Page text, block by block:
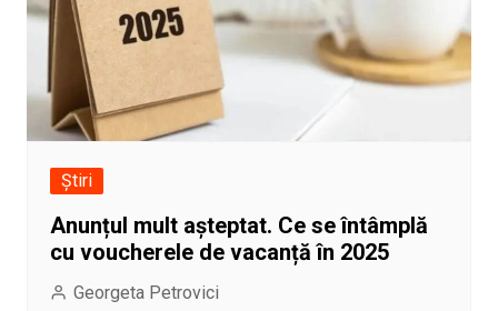
Știri
Anunțul mult așteptat. Ce se întâmplă
cu voucherele de vacanță în 2025
Georgeta Petrovici